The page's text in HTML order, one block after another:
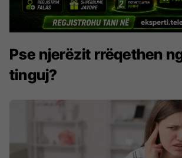
Pse njerëzit rrëqethen
tinguj?